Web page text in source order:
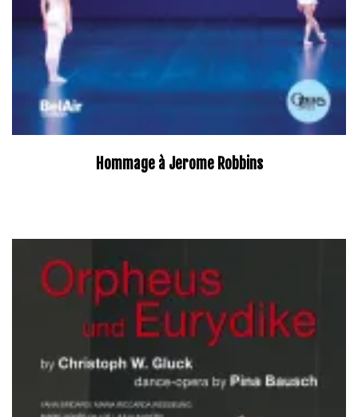
Hommage à Jerome Robbins